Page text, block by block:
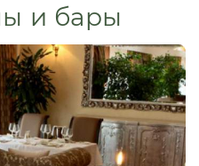
и бары